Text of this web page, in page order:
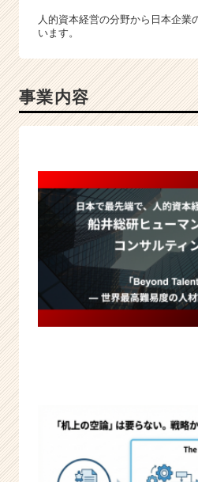
ャ
ア
e
e
r
e
e
r）
人的資本経営の分野から日本企業
います。
事業内容